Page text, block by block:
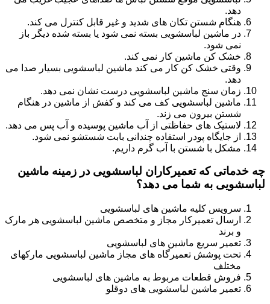
دهد.
هنگام شستن تکان های شدید و غیر قابل کنترل می کند.
در ماشین لباسشویی بسته نمی شود یا بسته شده دیگر باز
نمی شود.
خشک کن ماشین کار نمی کند.
وقتی خشک کن کار می کند ماشین لباسشویی بسیار صدا می
دهد.
زمان سنج ماشین لباسشویی درست نشان نمی دهد.
ماشین لباسشویی کف می کند و کفش از ماشین در هنگام
شستن بیرون می زند.
لاستیک های حفاظتی از آب ماشین پوسیده و آب پس می دهد.
از جایگاه پودر استفاده چندانی بابت شستشو نمی شود.
مشکل با شستن با آب گرم داریم.
چه خدماتی که تعمیرکاران لباسشویی در زمینه ماشین
لباسشویی به شما می دهد؟
سرویس کلیه ماشین های لباسشویی
ارسال تعمیرکار مجاز و متخصص ماشین لباسشویی هر مارک
و برند
تعمیر سریع ماشین های لباسشویی
تحت پوشش تعمیرگاه های مجاز ماشین لباسشویی مارکهای
مختلف
فروش قطعات مربوط به ماشین های لباسشویی
تعمیر ماشین لباسشویی های دوقلو